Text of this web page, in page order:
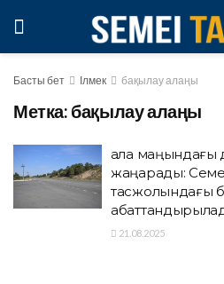
Басты бет Ілмек бақылау алаңы
Метка: бақылау алаңы
Қала
жаңарады:
тасжолындағы
21.08.2025